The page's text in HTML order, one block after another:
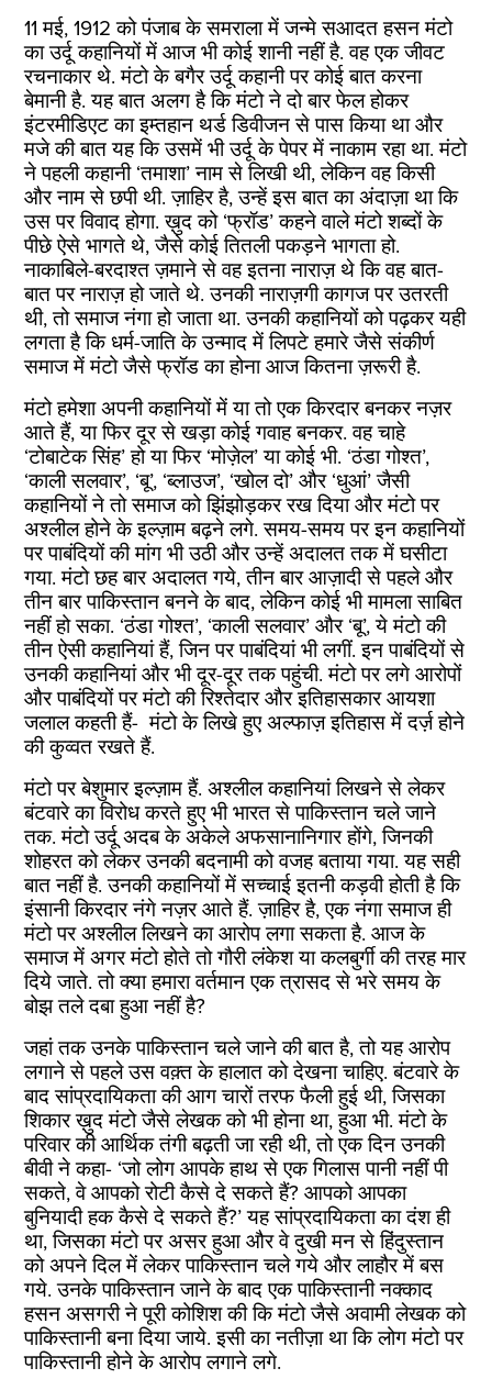
11 मई, 1912 को पंजाब के समराला में जन्मे सआदत हसन मंटो
का उर्दू कहानियों में आज भी कोई शानी नहीं है. वह एक जीवट
रचनाकार थे. मंटो के बगैर उर्दू कहानी पर कोई बात करना
बेमानी है. यह बात अलग है कि मंटो ने दो बार फेल होकर
इंटरमीडिएट का इम्तहान थर्ड डिवीजन से पास किया था और
मजे की बात यह कि उसमें भी उर्दू के पेपर में नाकाम रहा था. मंटो
ने पहली कहानी ‘तमाशा’ नाम से लिखी थी, लेकिन वह किसी
और नाम से छपी थी. ज़ाहिर है, उन्हें इस बात का अंदाज़ा था कि
उस पर विवाद होगा. ख़ुद को ‘फ्रॉड’ कहने वाले मंटो शब्दों के
पीछे ऐसे भागते थे, जैसे कोई तितली पकड़ने भागता हो.
नाकाबिले-बरदाश्त ज़माने से वह इतना नाराज़ थे कि वह बात-
बात पर नाराज़ हो जाते थे. उनकी नाराज़गी कागज पर उतरती
थी, तो समाज नंगा हो जाता था. उनकी कहानियों को पढ़कर यही
लगता है कि धर्म-जाति के उन्माद में लिपटे हमारे जैसे संकीर्ण
समाज में मंटो जैसे फ्रॉड का होना आज कितना ज़रूरी है.
मंटो हमेशा अपनी कहानियों में या तो एक किरदार बनकर नज़र
आते हैं, या फिर दूर से खड़ा कोई गवाह बनकर. वह चाहे
‘टोबाटेक सिंह’ हो या फिर ‘मोज़ेल’ या कोई भी. ‘ठंडा गोश्त’,
‘काली सलवार’, ‘बू’, ‘ब्लाउज’, ‘खोल दो’ और ‘धुआं’ जैसी
कहानियों ने तो समाज को झिंझोड़कर रख दिया और मंटो पर
अश्लील होने के इल्ज़ाम बढ़ने लगे. समय-समय पर इन कहानियों
पर पाबंदियों की मांग भी उठी और उन्हें अदालत तक में घसीटा
गया. मंटो छह बार अदालत गये, तीन बार आज़ादी से पहले और
तीन बार पाकिस्तान बनने के बाद, लेकिन कोई भी मामला साबित
नहीं हो सका. ‘ठंडा गोश्त’, ‘काली सलवार’ और ‘बू’, ये मंटो की
तीन ऐसी कहानियां हैं, जिन पर पाबंदियां भी लगीं. इन पाबंदियों से
उनकी कहानियां और भी दूर-दूर तक पहुंची. मंटो पर लगे आरोपों
और पाबंदियों पर मंटो की रिश्तेदार और इतिहासकार आयशा
जलाल कहती हैं- मंटो के लिखे हुए अल्फाज़ इतिहास में दर्ज़ होने
की कुव्वत रखते हैं.
मंटो पर बेशुमार इल्ज़ाम हैं. अश्लील कहानियां लिखने से लेकर
बंटवारे का विरोध करते हुए भी भारत से पाकिस्तान चले जाने
तक. मंटो उर्दू अदब के अकेले अफसानानिगार होंगे, जिनकी
शोहरत को लेकर उनकी बदनामी को वजह बताया गया. यह सही
बात नहीं है. उनकी कहानियों में सच्चाई इतनी कड़वी होती है कि
इंसानी किरदार नंगे नज़र आते हैं. ज़ाहिर है, एक नंगा समाज ही
मंटो पर अश्लील लिखने का आरोप लगा सकता है. आज के
समाज में अगर मंटो होते तो गौरी लंकेश या कलबुर्गी की तरह मार
दिये जाते. तो क्‍या हमारा वर्तमान एक त्रासद से भरे समय के
बोझ तले दबा हुआ नहीं है?
जहां तक उनके पाकिस्तान चले जाने की बात है, तो यह आरोप
लगाने से पहले उस वक़्त के हालात को देखना चाहिए. बंटवारे के
बाद सांप्रदायिकता की आग चारों तरफ फैली हुई थी, जिसका
शिकार ख़ुद मंटो जैसे लेखक को भी होना था, हुआ भी. मंटो के
परिवार की आर्थिक तंगी बढ़ती जा रही थी, तो एक दिन उनकी
बीवी ने कहा- ‘जो लोग आपके हाथ से एक गिलास पानी नहीं पी
सकते, वे आपको रोटी कैसे दे सकते हैं? आपको आपका
बुनियादी हक कैसे दे सकते हैं?’ यह सांप्रदायिकता का दंश ही
था, जिसका मंटो पर असर हुआ और वे दुखी मन से हिंदुस्तान
को अपने दिल में लेकर पाकिस्तान चले गये और लाहौर में बस
गये. उनके पाकिस्तान जाने के बाद एक पाकिस्तानी नक्काद
हसन असगरी ने पूरी कोशिश की कि मंटो जैसे अवामी लेखक को
पाकिस्तानी बना दिया जाये. इसी का नतीज़ा था कि लोग मंटो पर
पाकिस्तानी होने के आरोप लगाने लगे.